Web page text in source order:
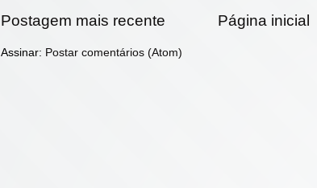
Postagem mais recente Página inicial
Assinar: Postar comentários (Atom)